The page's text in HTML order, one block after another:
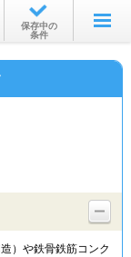
保存中の
条件
）や鉄骨鉄筋コンク